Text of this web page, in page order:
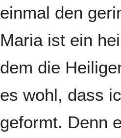
einmal den
Maria ist ein
dem die
es wohl, dass
geformt. Denn